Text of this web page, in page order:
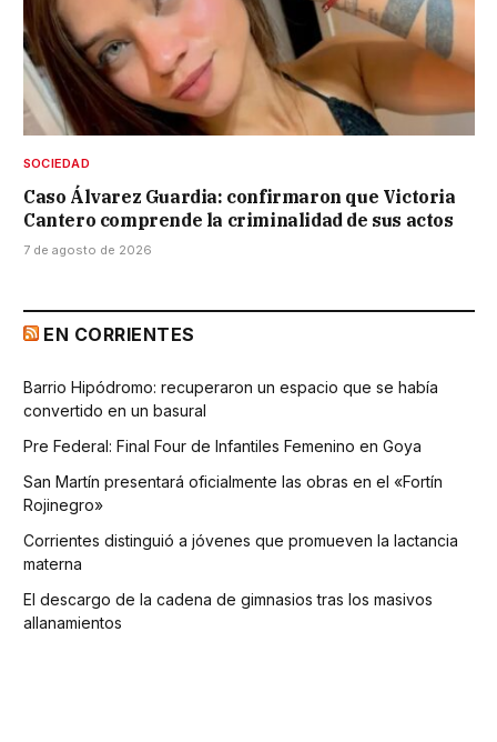
SOCIEDAD
Caso Álvarez Guardia: confirmaron que Victoria
Cantero comprende la criminalidad de sus actos
7 de agosto de 2026
EN CORRIENTES
Barrio Hipódromo: recuperaron un espacio que se había
convertido en un basural
Pre Federal: Final Four de Infantiles Femenino en Goya
San Martín presentará oficialmente las obras en el «Fortín
Rojinegro»
Corrientes distinguió a jóvenes que promueven la lactancia
materna
El descargo de la cadena de gimnasios tras los masivos
allanamientos